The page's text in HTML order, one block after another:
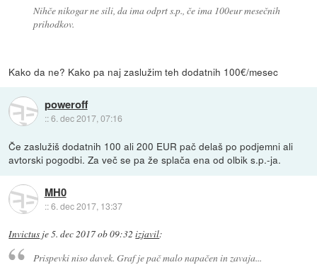
Nihče nikogar ne sili, da ima odprt s.p., če ima 100eur mesečnih
prihodkov.
Kako da ne? Kako pa naj zaslužim teh dodatnih 100€/mesec
poweroff
::6. dec 2017, 07:16
Če zaslužiš dodatnih 100 ali 200 EUR pač delaš po podjemni ali
avtorski pogodbi. Za več se pa že splača ena od olbik s.p.-ja.
MH0
::6. dec 2017, 13:37
Invictus je5. dec 2017 ob 09:32 izjavil:
Prispevki niso davek. Graf je pač malo napačen in zavaja...